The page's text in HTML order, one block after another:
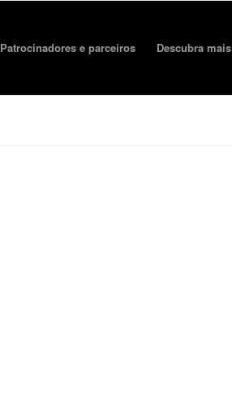
Patrocinadores e parceiros Descubra mais